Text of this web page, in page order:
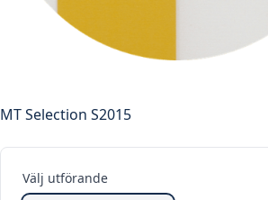
MT Selection S2015
Välj utförande